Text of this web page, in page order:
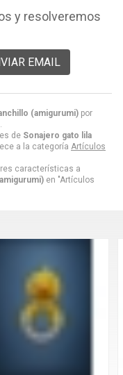
(amigurumi) por
de Sonajero gato lila
a la categoría Artículos
características a
en "Artículos
y resolveremos
EMAIL